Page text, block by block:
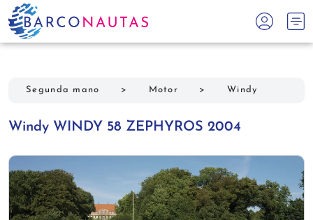
Segunda mano > Motor > Windy
Windy WINDY 58 ZEPHYROS 2004